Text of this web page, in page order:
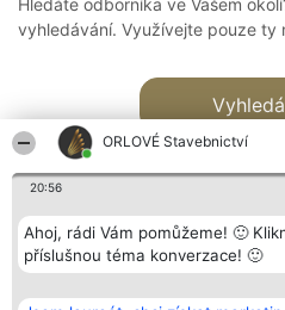
ORLOVÉ Stavebnictví
20:56
Ahoj, rádi Vám pomůžeme! 🙂
příslušnou téma konverzace! 🙂
Hledáte odborníka ve Vašem
vyhledávání. Využívejte pouze ty
Bright Side Solutions sp. z o.
Vítězové